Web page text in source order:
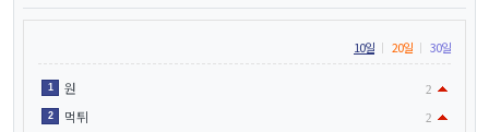
10일 20일 30일
1 원 2
2 먹튀 2